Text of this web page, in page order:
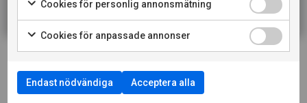
LÄS MER OM PRODUCENTEN
Cookies för personlig annonsmätning
Cookies för anpassade annonser
Endast nödvändiga Acceptera alla